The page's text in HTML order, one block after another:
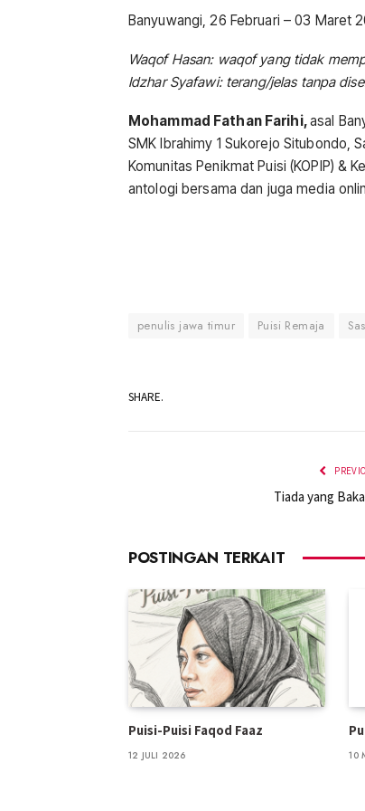
Banyuwangi, 26 Februari – 03 Maret
Waqof Hasan: waqof yang tidak
Idzhar Syafawi: terang/jelas tanpa
Mohammad Fathan Farihi,asal
SMK Ibrahimy 1 Sukorejo Situbondo,
Komunitas Penikmat Puisi (KOPIP) &
antologi bersama dan juga media
penulis jawa timur Puisi Remaja
SHARE.
Tiada yang
POSTINGAN TERKAIT
Puisi-Puisi Faqod Faaz
12 JULI 2026 10